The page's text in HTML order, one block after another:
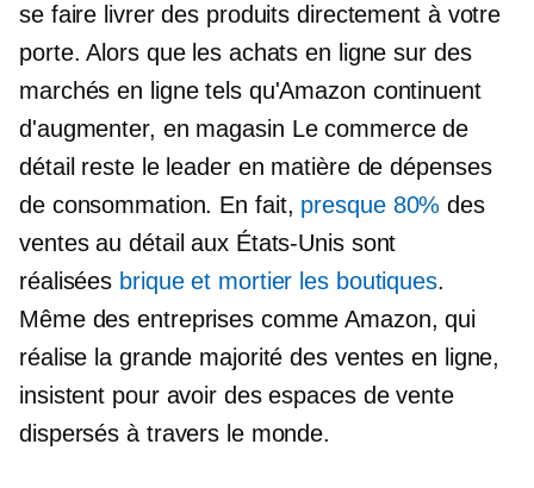
se faire livrer des produits directement à votre
porte. Alors que les achats en ligne sur des
marchés en ligne tels qu'Amazon continuent
d'augmenter, en magasin Le commerce de
détail reste le leader en matière de dépenses
de consommation. En fait, presque 80% des
ventes au détail aux États-Unis sont
réalisées brique et mortier les boutiques.
Même des entreprises comme Amazon, qui
réalise la grande majorité des ventes en ligne,
insistent pour avoir des espaces de vente
dispersés à travers le monde.